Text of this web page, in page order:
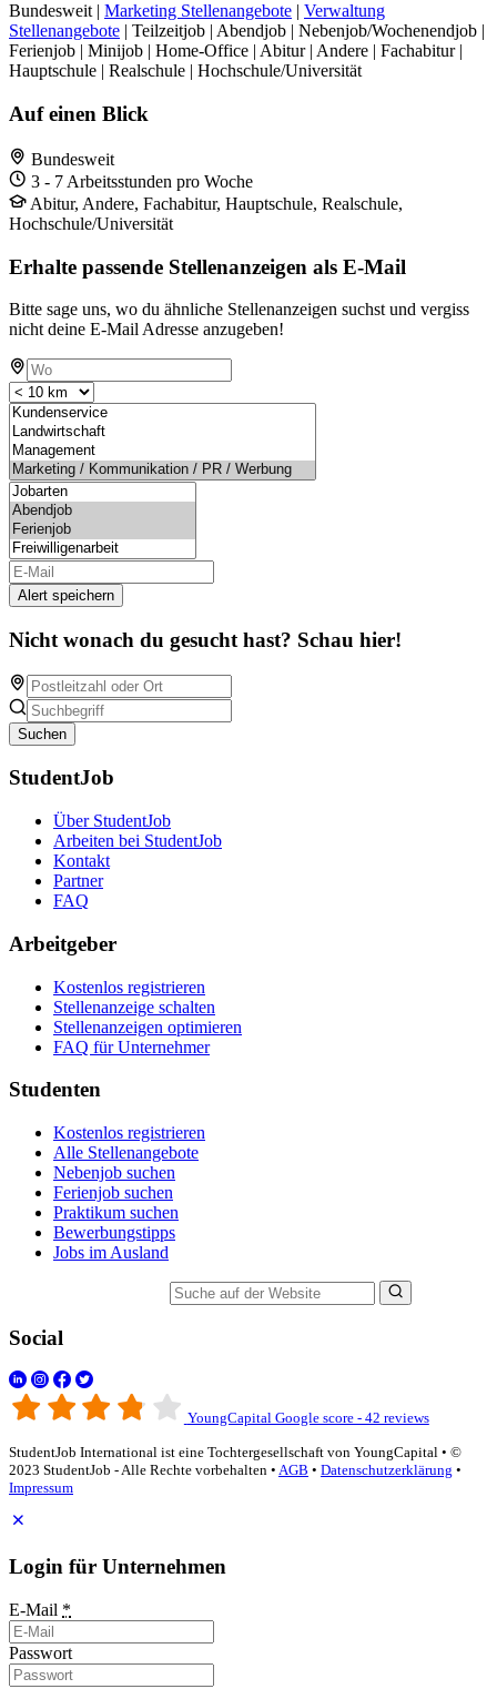
Bundesweit | Marketing Stellenangebote | Verwaltung
Stellenangebote | Teilzeitjob | Abendjob | Nebenjob/Wochenendjob |
Ferienjob | Minijob | Home-Office | Abitur | Andere | Fachabitur |
Hauptschule | Realschule | Hochschule/Universität
Auf einen Blick
Bundesweit
3 - 7 Arbeitsstunden pro Woche
Abitur, Andere, Fachabitur, Hauptschule, Realschule,
Hochschule/Universität
Erhalte passende Stellenanzeigen als E-Mail
Bitte sage uns, wo du ähnliche Stellenanzeigen suchst und vergiss
nicht deine E-Mail Adresse anzugeben!
Alert speichern
Nicht wonach du gesucht hast? Schau hier!
Suchen
StudentJob
Über StudentJob
Arbeiten bei StudentJob
Kontakt
Partner
FAQ
Arbeitgeber
Kostenlos registrieren
Stellenanzeige schalten
Stellenanzeigen optimieren
FAQ für Unternehmer
Studenten
Kostenlos registrieren
Alle Stellenangebote
Nebenjob suchen
Ferienjob suchen
Praktikum suchen
Bewerbungstipps
Jobs im Ausland
Social
YoungCapital Google score - 42 reviews
StudentJob International ist eine Tochtergesellschaft von YoungCapital • ©
2023 StudentJob - Alle Rechte vorbehalten • AGB • Datenschutzerklärung •
Impressum
Login für Unternehmen
E-Mail *
Passwort